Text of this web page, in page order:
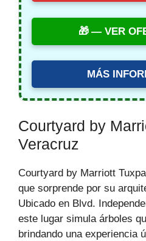
— VER
MÁS
Courtyard by
Veracruz
Courtyard by Marriott
que sorprende por su
Ubicado en Blvd.
este lugar simula árboles
brindando una experiencia